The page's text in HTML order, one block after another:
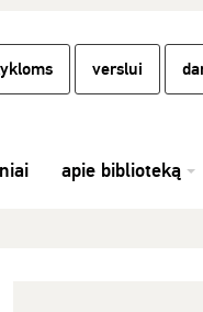
verslui
apie biblioteką